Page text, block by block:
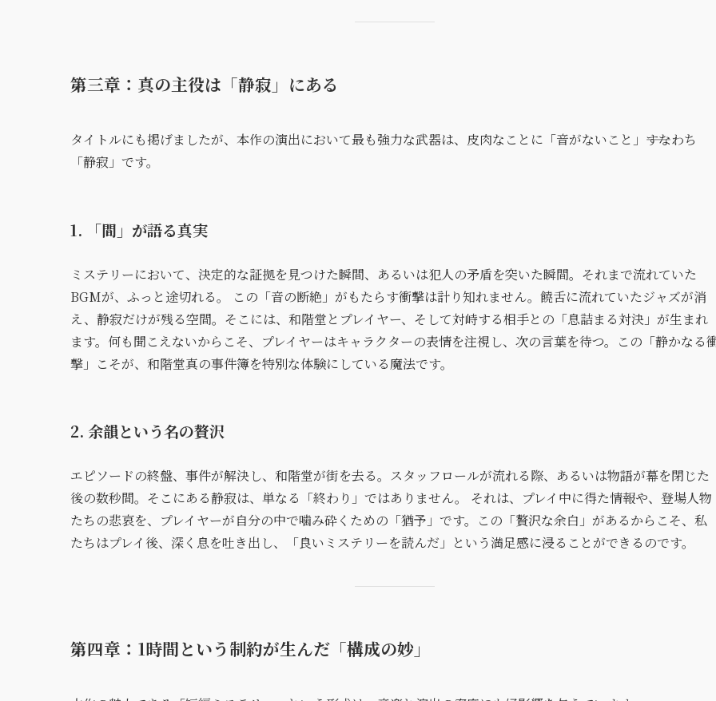
第三章：真の主役は「静寂」にある
タイトルにも掲げましたが、本作の演出において最も強力な武器は、皮肉なことに「音がないこと」――すなわち
「静寂」です。
1. 「間」が語る真実
ミステリーにおいて、決定的な証拠を見つけた瞬間、あるいは犯人の矛盾を突いた瞬間。それまで流れていた
BGMが、ふっと途切れる。 この「音の断絶」がもたらす衝撃は計り知れません。饒舌に流れていたジャズが消
え、静寂だけが残る空間。そこには、和階堂とプレイヤー、そして対峙する相手との「息詰まる対決」が生まれ
ます。何も聞こえないからこそ、プレイヤーはキャラクターの表情を注視し、次の言葉を待つ。この「静かなる
撃」こそが、和階堂真の事件簿を特別な体験にしている魔法です。
2. 余韻という名の贅沢
エピソードの終盤、事件が解決し、和階堂が街を去る。スタッフロールが流れる際、あるいは物語が幕を閉じた
後の数秒間。そこにある静寂は、単なる「終わり」ではありません。 それは、プレイ中に得た情報や、登場人物
たちの悲哀を、プレイヤーが自分の中で噛み砕くための「猶予」です。この「贅沢な余白」があるからこそ、私
たちはプレイ後、深く息を吐き出し、「良いミステリーを読んだ」という満足感に浸ることができるのです。
第四章：1時間という制約が生んだ「構成の妙」